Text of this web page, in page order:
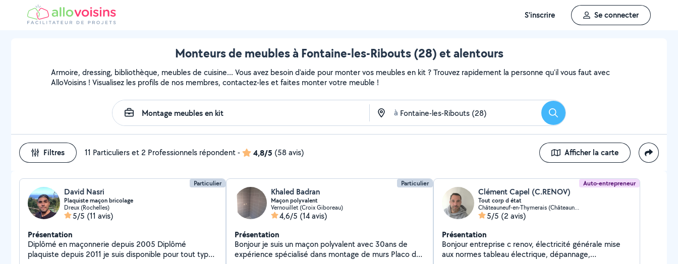
S'inscrire Se connecter
Monteurs de meubles à Fontaine-les-Ribouts (28) et alentours
Armoire, dressing, bibliothèque, meubles de cuisine... Vous avez besoin d'aide pour monter vos meubles en kit ? Trouvez rapidement la personne qu'il vous faut avec
AlloVoisins ! Visualisez les profils de nos membres, contactez-les et faites monter votre meuble !
à Rechercher
Filtres 11 Particuliers et 2 Professionnels répondent- 4,8/5 (58 avis) Afficher la carte
Particulier
David Nasri
Plaquiste maçon bricolage
Dreux (Rochelles)
5/5 (11 avis)
Présentation
Diplômé en maçonnerie depuis 2005 Diplômé
plaquiste depuis 2011 je suis disponible pour tout type
Particulier
Khaled Badran
Maçon polyvalent
Vernouillet (Croix Giboreau)
4,6/5 (14 avis)
Présentation
Bonjour je suis un maçon polyvalent avec 30ans de
expérience spécialisé dans montage de murs Placo de
Auto-entrepreneur
Clément Capel (C.RENOV)
Tout corp d état
Châteauneuf-en-Thymerais (Châteauneuf-en-Thymerais)
5/5 (2 avis)
Présentation
Bonjour entreprise c renov, électricité générale mise
aux normes tableau électrique, dépannage,